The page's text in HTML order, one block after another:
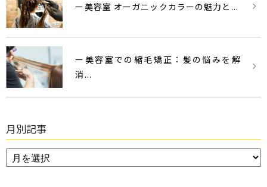
ー美容室 オーガニックカラーの魅力と...
ー美容室での縮毛矯正：髪の悩みを解
消...
月別記事